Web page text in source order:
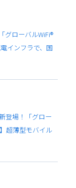
グローバルWiFi®
インフラで、国
登場！「グロー
超薄型モバイル